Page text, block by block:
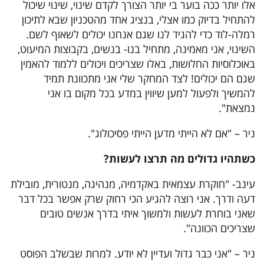
אלו יותר ככה בוער בי יותר הצורך לקדם שינוי, שינוי שיכול
להתחיל בדיוק כמו אצלי, בנציג אחד מהטכניון שבא לתיכון
רמלה-לוד כדי להגיד לנו שגם אנחנו יכולים לשאוף לשם.
השינוי, אני מאמינה, מתחיל בנו- בנשים, בקבוצות המיעוט,
באוכלוסיות החלושות, באלו שצריכים ויכולים ללמוד להאמין
שגם הם יכולים! לצד המחקר שלי אני מתכוונת תמיד
להמשיך ולפעול למען שיווין במדע בכל מקום בו אני
נמצאת".
ניר – "אם לא הייתי מדען הייתי פסיכולוג".
כשתהיו גדולים מה תרצו לעשות?
עינב- "חוקרת עצמאית באקדמיה, מנהיגה, מנטורית, מובילת
דעה ודרך. אני רוצה להגיע הכי רחוק שרק אפשר בכל דבר
שאני בוחרת לעשות ולמשוך איתי בדרך אנשים טובים
שצריכים הכוונה".
ניר – "אני כבר גדול ועדיין לא יודע. למרות שבשלב הפוסט